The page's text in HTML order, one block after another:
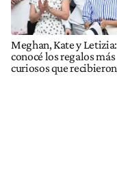
Meghan, Kate y Letizia:
conocé los regalos más
curiosos que recibieron